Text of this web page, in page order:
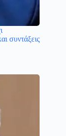
συντάξεις